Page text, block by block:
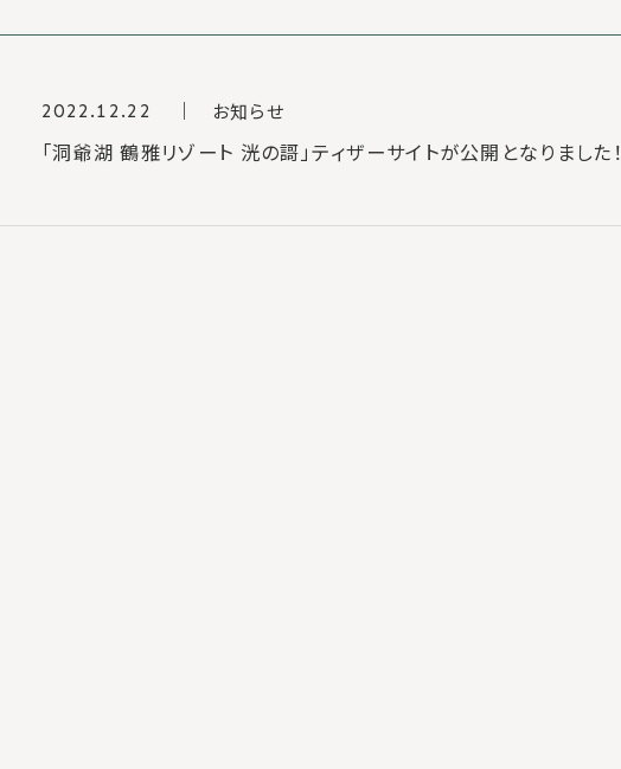
2022.12.22 お知らせ
「洞爺湖 鶴雅リゾート 洸の謌」ティザーサイトが公開となりました！